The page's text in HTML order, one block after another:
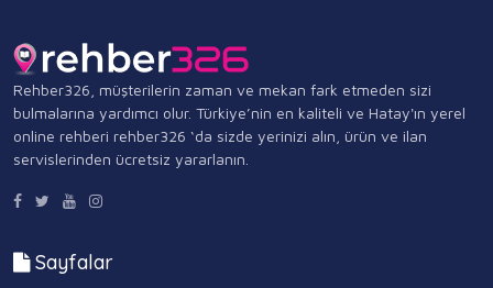
Rehber326, müşterilerin zaman ve mekan fark etmeden sizi
bulmalarına yardımcı olur. Türkiye’nin en kaliteli ve Hatay'ın yerel
online rehberi rehber326 ‘da sizde yerinizi alın, ürün ve ilan
servislerinden ücretsiz yararlanın.
Sayfalar